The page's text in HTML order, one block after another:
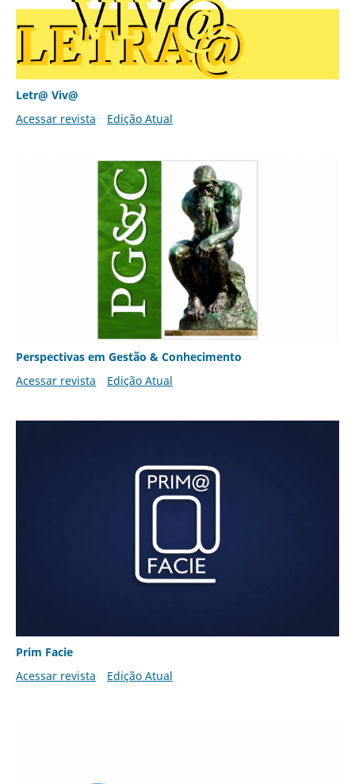
Letr@ Viv@
Acessar revista
Edição Atual
Perspectivas em Gestão & Conhecimento
Acessar revista
Edição Atual
Prim Facie
Acessar revista
Edição Atual